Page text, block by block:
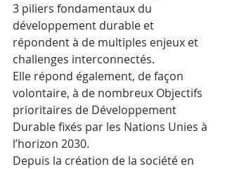
3 piliers fondamentaux du
développement durable et
répondent à de multiples enjeux et
challenges interconnectés.
Elle répond également, de façon
volontaire, à de nombreux Objectifs
prioritaires de Développement
Durable fixés par les Nations Unies à
l’horizon 2030.
Depuis la création de la société en